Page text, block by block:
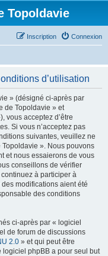
Topoldavie
Connexion
Inscription
d’utilisation
» (désigné ci-après par
de Topoldavie » et
vous acceptez d’être
Si vous n’acceptez pas
suivantes, veuillez ne
». Nous pouvons
et nous essaierons de vous
conseillons de vérifier
à participer à
modifications aient été
des conditions
ci-après par « logiciel
de forum de discussions
2.0 » et qui peut être
logiciel phpBB a pour seul but